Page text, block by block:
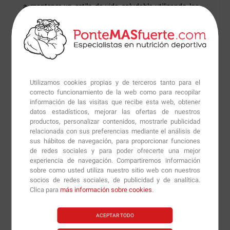
Utilizamos cookies propias y de terceros tanto para el
correcto funcionamiento de la web como para recopilar
información de las visitas que recibe esta web, obtener
datos estadísticos, mejorar las ofertas de nuestros
productos, personalizar contenidos, mostrarle publicidad
relacionada con sus preferencias mediante el análisis de
sus hábitos de navegación, para proporcionar funciones
de redes sociales y para poder ofrecerte una mejor
experiencia de navegación. Compartiremos información
sobre como usted utiliza nuestro sitio web con nuestros
socios de redes sociales, de publicidad y de analítica.
Clica paramás información sobre cookies.
ACEPTAR TODO
a mantener un estilo de vida saludable utilizando los
mejores procesos e ingredientes.
5-HTP 200mgserá adecuado para todas aquellas
personas que se sientan nerviosas, estresadas, con
fibromialgia o bien que están siguiendo una dieta
hipocalórica.
Modo de empleo:
Como suplemento dietético, tomar 1 cápsula al día
antes de la comida o antes de irse a dormir.
Productos similares sugeridos por nuestros nutricionistas